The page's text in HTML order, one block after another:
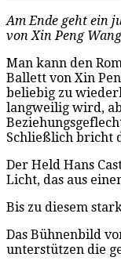
Am Ende geht ein
von Xin Peng
Man kann den
Ballett von Xin
beliebig zu
langweilig wird,
Schließlich bricht
Der Held Hans
Licht, das aus
Bis zu diesem
Das Bühnenbild
unterstützen die